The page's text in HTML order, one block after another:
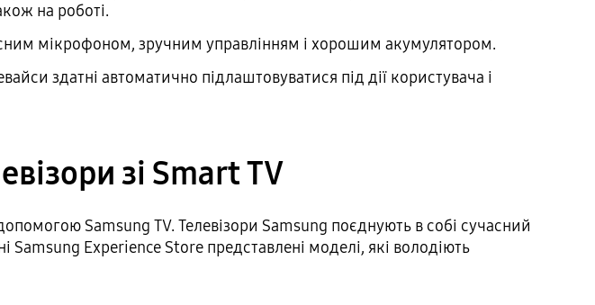
на роботі.
мікрофоном, зручним управлінням і хорошим акумулятором.
здатні автоматично підлаштовуватися під дії користувача і
зі Smart TV
Samsung TV. Телевізори Samsung поєднують в собі сучасний
Experience Store представлені моделі, які володіють